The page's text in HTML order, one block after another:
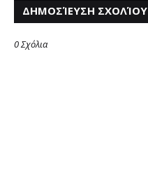
ΔΗΜΟΣΊΕΥΣΗ ΣΧΟΛΊΟΥ
0 Σχόλια